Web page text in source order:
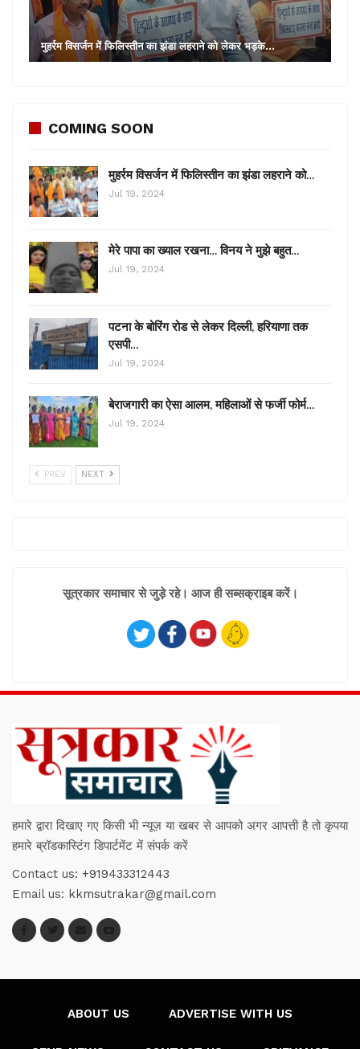
मुहर्रम विसर्जन में फिलिस्तीन का झंडा लहराने को लेकर भड़के…
COMING SOON
मुहर्रम विसर्जन में फिलिस्तीन का झंडा लहराने को…
Jul 19, 2024
मेरे पापा का ख्याल रखना… विनय ने मुझे बहुत…
Jul 19, 2024
पटना के बोरिंग रोड से लेकर दिल्ली, हरियाणा तक
एसपी…
Jul 19, 2024
बेराजगारी का ऐसा आलम, महिलाओं से फर्जी फोर्म…
Jul 19, 2024
PREV NEXT
सूत्रकार समाचार से जुड़े रहे। आज ही सब्सक्राइब करें।
हमारे द्वारा दिखाए गए किसी भी न्यूज़ या खबर से आपको अगर आपत्ती है तो कृपया
हमारे ब्रॉडकास्टिंग डिपार्टमेंट में संपर्क करें
Contact us: +919433312443
Email us: kkmsutrakar@gmail.com
ABOUT US ADVERTISE WITH US